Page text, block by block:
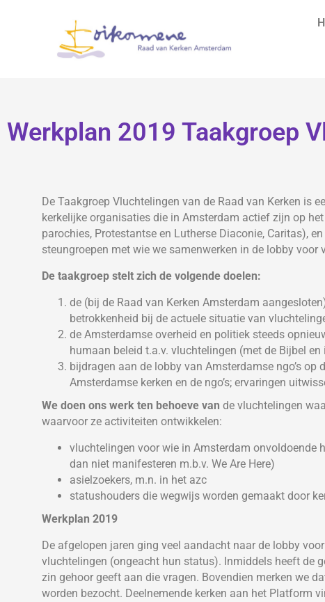
Werkplan 2019 Taakgroep
De Taakgroep Vluchtelingen van de Raad van Kerken is
kerkelijke organisaties die in Amsterdam actief zijn op
parochies, Protestantse en Lutherse Diaconie, Caritas),
steungroepen met wie we samenwerken in de lobby voor
De taakgroep stelt zich de volgende doelen:
de (bij de Raad van Kerken Amsterdam
betrokkenheid bij de actuele situatie van
de Amsterdamse overheid en politiek steeds
humaan beleid t.a.v. vluchtelingen (met de Bijbel
bijdragen aan de lobby van Amsterdamse ngo’s
Amsterdamse kerken en de ngo’s; ervaringen
We doen ons werk ten behoeve van de vluchtelingen
waarvoor ze activiteiten ontwikkelen:
vluchtelingen voor wie in Amsterdam onvoldoende
dan niet manifesteren m.b.v. We Are Here)
asielzoekers, m.n. in het azc
statushouders die wegwijs worden gemaakt door
Werkplan 2019
De afgelopen jaren ging veel aandacht naar de lobby
vluchtelingen (ongeacht hun status). Inmiddels heeft de
zin gehoor geeft aan die vragen. Bovendien merken we
worden bezocht. Deelnemende kerken aan het Platform